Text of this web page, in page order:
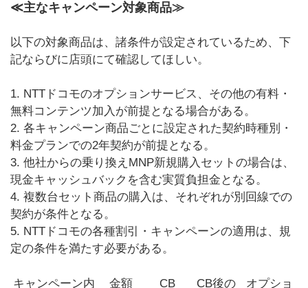
≪主なキャンペーン対象商品≫
以下の対象商品は、諸条件が設定されているため、下
記ならびに店頭にて確認してほしい。
1. NTTドコモのオプションサービス、その他の有料・
無料コンテンツ加入が前提となる場合がある。
2. 各キャンペーン商品ごとに設定された契約時種別・
料金プランでの2年契約が前提となる。
3. 他社からの乗り換えMNP新規購入セットの場合は、
現金キャッシュバックを含む実質負担金となる。
4. 複数台セット商品の購入は、それぞれが別回線での
契約が条件となる。
5. NTTドコモの各種割引・キャンペーンの適用は、規
定の条件を満たす必要がある。
キャンペーン内
金額 CB
CB後の
オプショ